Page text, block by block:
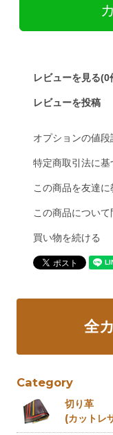
レビューを見る(0
レビューを投稿
オプションの値段
特定商取引法に基
この商品を友達に
この商品について
買い物を続ける
全
Category
切り革
(カットレ